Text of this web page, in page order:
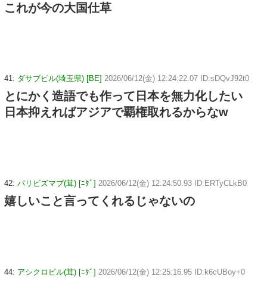
これが今の大国仕草
41: ダサブビル(埼玉県) [BE] 2026/06/12(金) 12:24:22.07 ID:sDQvJ92t0
とにかく造語でも作って日本を無力化したい
日本抑えればアジアで覇権取れるからなw
42: パリビズマブ(茸) [ﾆﾀﾞ] 2026/06/12(金) 12:24:50.93 ID:ERTyCLkB0
嬉しいこと言ってくれるじゃないの
44: アシクロビル(茸) [ﾆﾀﾞ] 2026/06/12(金) 12:25:16.95 ID:k6cUBoy+0